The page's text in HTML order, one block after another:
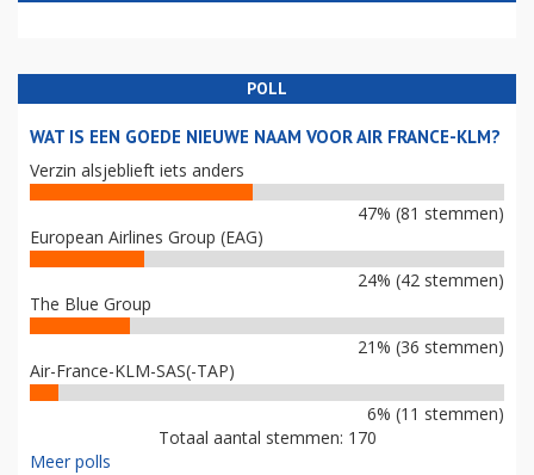
POLL
WAT IS EEN GOEDE NIEUWE NAAM VOOR AIR FRANCE-KLM?
Verzin alsjeblieft iets anders
47% (81 stemmen)
European Airlines Group (EAG)
24% (42 stemmen)
The Blue Group
21% (36 stemmen)
Air-France-KLM-SAS(-TAP)
6% (11 stemmen)
Totaal aantal stemmen: 170
Meer polls